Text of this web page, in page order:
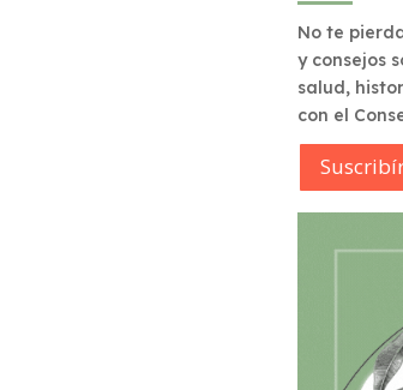
No te
y consejos
salud,
con el